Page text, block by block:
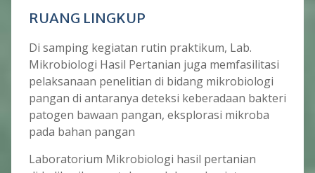
RUANG LINGKUP
Di samping kegiatan rutin praktikum, Lab.
Mikrobiologi Hasil Pertanian juga memfasilitasi
pelaksanaan penelitian di bidang mikrobiologi
pangan di antaranya deteksi keberadaan bakteri
patogen bawaan pangan, eksplorasi mikroba
pada bahan pangan
Laboratorium Mikrobiologi hasil pertanian